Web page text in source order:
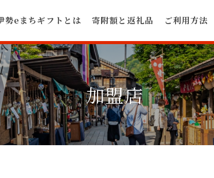
勢eまちギフトとは 寄附額と返礼品 ご利用方法
加盟店